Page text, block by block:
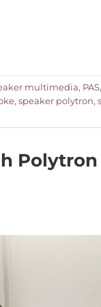
multimedia, PAS
, speaker polytron,
Polytron